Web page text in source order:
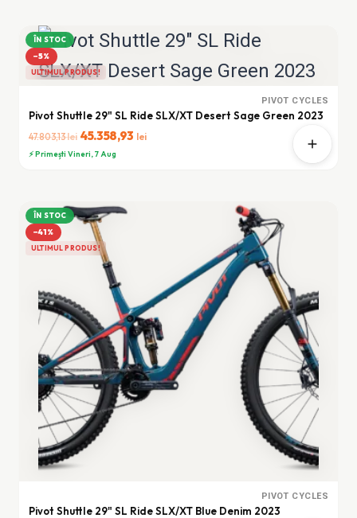
52.377,75 lei.
ÎN STOC
−5%
ULTIMUL PRODUS!
PIVOT CYCLES
Pivot Shuttle 29" SL Ride SLX/XT Desert Sage Green 2023
47.803,13lei Prețul
inițial
47.803,13 lei.
45.358,93 leiPrețul
⚡ Primești Vineri, 7 Aug
ÎN STOC
−41%
ULTIMUL PRODUS!
PIVOT CYCLES
Pivot Shuttle 29" SL Ride SLX/XT Blue Denim 2023